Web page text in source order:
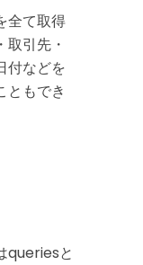
全て取得
引先・
付などを
ともでき
queriesと